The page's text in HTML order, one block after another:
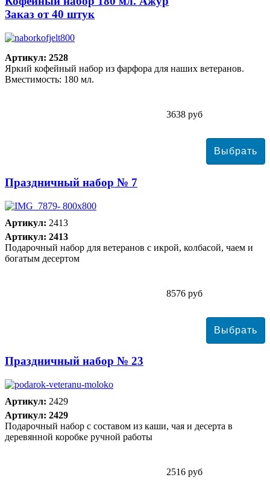
Заказ от 40 штук
Артикул: 2528
Яркий кофейный набор из фарфора для наших ветеранов.
Вместимость: 180 мл.
3638 руб
Праздничный набор № 7
Артикул: 2413
Артикул: 2413
Подарочный набор для ветеранов с икрой, колбасой, чаем и
богатым десертом
8576 руб
Праздничный набор № 23
Артикул: 2429
Артикул: 2429
Подарочный набор с составом из каши, чая и десерта в
деревянной коробке ручной работы
2516 руб